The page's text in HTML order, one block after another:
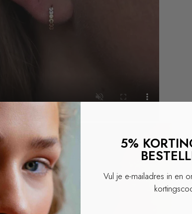
5%
Vul je e-mailadres in en